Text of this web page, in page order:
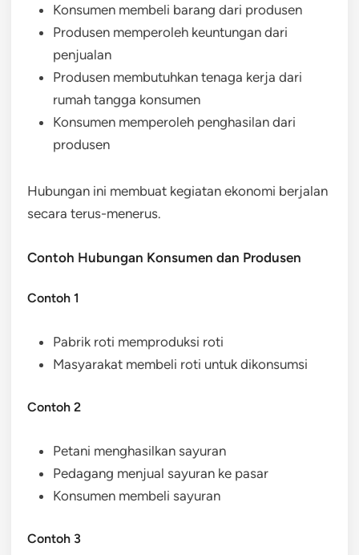
Konsumen membeli barang dari produsen
Produsen memperoleh keuntungan dari
penjualan
Produsen membutuhkan tenaga kerja dari
rumah tangga konsumen
Konsumen memperoleh penghasilan dari
produsen
Hubungan ini membuat kegiatan ekonomi berjalan
secara terus-menerus.
Contoh Hubungan Konsumen dan Produsen
Contoh 1
Pabrik roti memproduksi roti
Masyarakat membeli roti untuk dikonsumsi
Contoh 2
Petani menghasilkan sayuran
Pedagang menjual sayuran ke pasar
Konsumen membeli sayuran
Contoh 3